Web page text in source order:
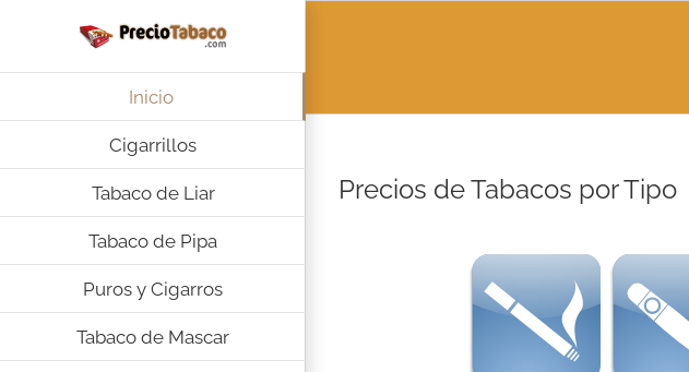
contenido
Inicio
Cigarrillos
Tabaco de Liar
Tabaco de Pipa
Puros y Cigarros
Tabaco de Mascar
Precios de Tabacos por Tipo